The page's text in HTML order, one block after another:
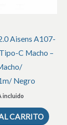
Aisens A107-
C Macho –
Negro
incluido
CARRITO